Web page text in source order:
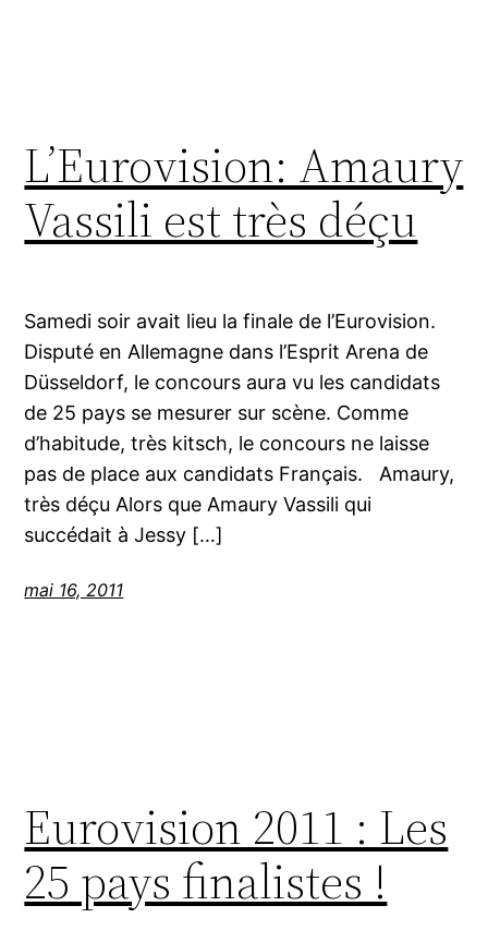
L’Eurovision: Amaury
Vassili est très déçu
Samedi soir avait lieu la finale de l’Eurovision.
Disputé en Allemagne dans l’Esprit Arena de
Düsseldorf, le concours aura vu les candidats
de 25 pays se mesurer sur scène. Comme
d’habitude, très kitsch, le concours ne laisse
pas de place aux candidats Français. Amaury,
très déçu Alors que Amaury Vassili qui
succédait à Jessy […]
mai 16, 2011
Eurovision 2011 : Les
25 pays finalistes !